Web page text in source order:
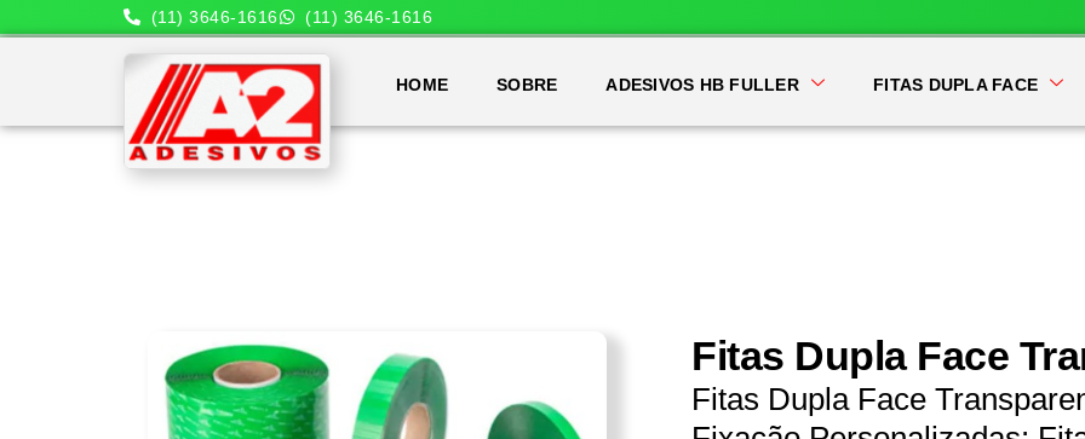
(11) 3646-1616 (11) 3646-1616
HOME SOBRE ADESIVOS HB FULLER FITAS DUPLA FACE
Fitas Dupla Face
Fitas Dupla Face